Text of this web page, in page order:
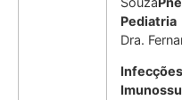
Pediatria
Dra.